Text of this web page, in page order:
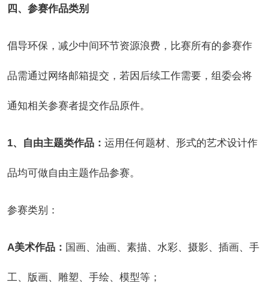
四、参赛作品类别
倡导环保，减少中间环节资源浪费，比赛所有的参赛作
品需通过网络邮箱提交，若因后续工作需要，组委会将
通知相关参赛者提交作品原件。
1、自由主题类作品： 运用任何题材、形式的艺术设计作
品均可做自由主题作品参赛。
参赛类别：
A美术作品： 国画、油画、素描、水彩、摄影、插画、手
工、版画、雕塑、手绘、模型等；